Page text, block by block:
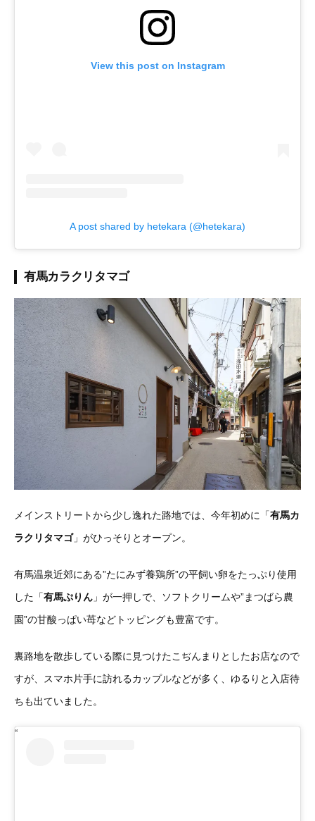
View this post on Instagram
A post shared by hetekara (@hetekara)
有馬カラクリタマゴ
メインストリートから少し逸れた路地では、今年初めに「有馬カ
ラクリタマゴ」がひっそりとオープン。
有馬温泉近郊にある”たにみず養鶏所”の平飼い卵をたっぷり使用
した「有馬ぷりん 」が一押しで、ソフトクリームや”まつばら農
園”の甘酸っぱい苺などトッピングも豊富です。
裏路地を散歩している際に見つけたこぢんまりとしたお店なので
すが、スマホ片手に訪れるカップルなどが多く、ゆるりと入店待
ちも出ていました。